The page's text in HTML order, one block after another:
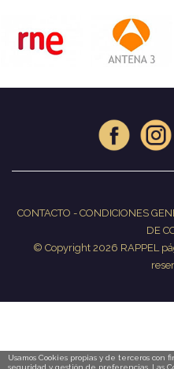
CONTACTO - CONDICIONES
DE
© Copyright 2026 RAPPEL
Usamos Cookies propias y de terceros con
seguridad y gestión de preferencias. Las